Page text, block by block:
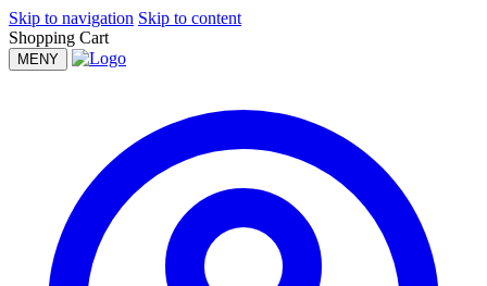
Skip to navigation Skip to content
Shopping Cart
MENY